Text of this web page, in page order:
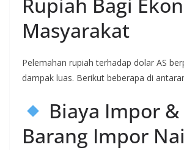
Rupiah Bagi
Masyarakat
Pelemahan rupiah terhadap dolar AS
dampak luas. Berikut beberapa di
Biaya Impor &
Barang Impor